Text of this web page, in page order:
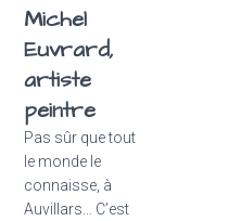
Michel
Euvrard,
artiste
peintre
Pas sûr que tout
le monde le
connaisse, à
Auvillars… C’est